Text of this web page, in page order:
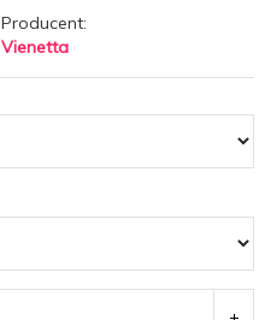
Producent:
Vienetta